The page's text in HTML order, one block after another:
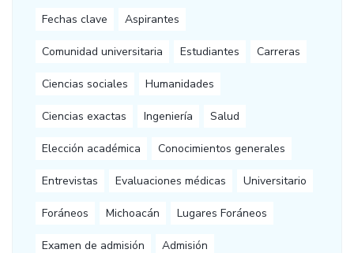
Fechas clave Aspirantes
Comunidad universitaria Estudiantes Carreras
Ciencias sociales Humanidades
Ciencias exactas Ingeniería Salud
Elección académica Conocimientos generales
Entrevistas Evaluaciones médicas Universitario
Foráneos Michoacán Lugares Foráneos
Examen de admisión Admisión